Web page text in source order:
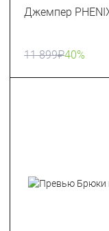
Джемпер
11 899₽40%